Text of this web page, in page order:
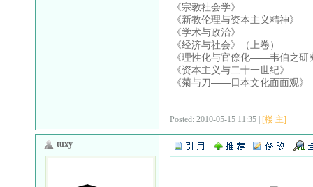
《宗教社会学》
《新教伦理与资本主义精神》
《学术与政治》
《经济与社会》（上卷）
《理性化与官僚化——韦伯之研
《资本主义与二十一世纪》
《菊与刀——日本文化面面观》
Posted: 2010-05-15 11:35 | [楼 主]
tuxy